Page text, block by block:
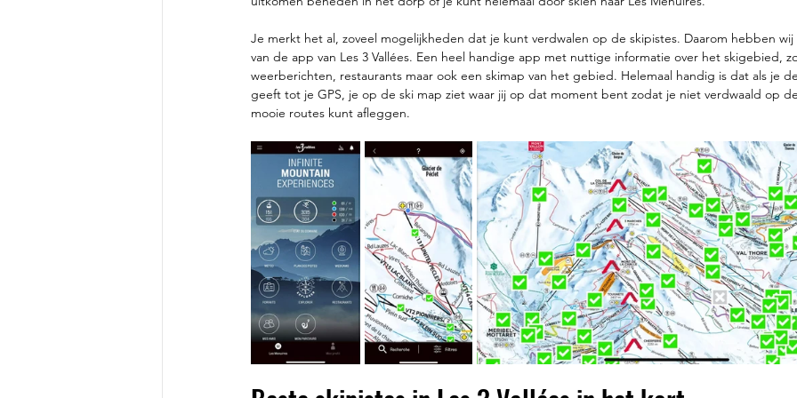
Je merkt het al, zoveel mogelijkheden dat je kunt verdwalen op de skipistes. Daarom hebben
van de app van Les 3 Vallées. Een heel handige app met nuttige informatie over het skigebied,
weerberichten, restaurants maar ook een skimap van het gebied. Helemaal handig is dat als je
geeft tot je GPS, je op de ski map ziet waar jij op dat moment bent zodat je niet verdwaald op
mooie routes kunt afleggen.